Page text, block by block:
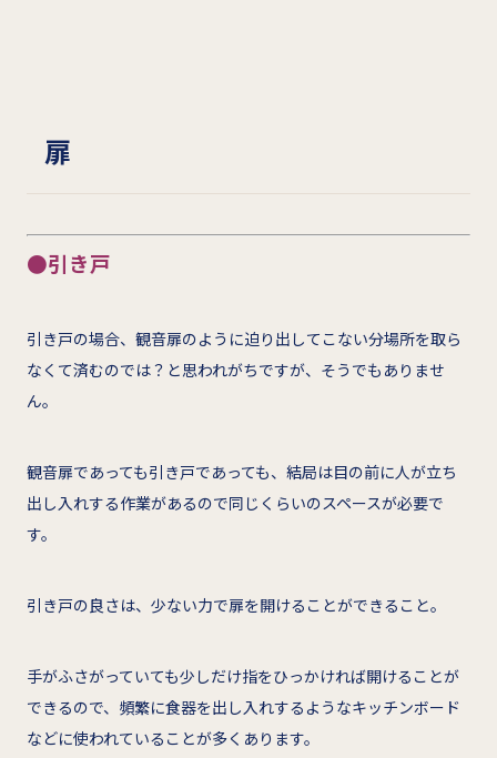
扉
●引き戸
引き戸の場合、観音扉のように迫り出してこない分場所を取ら
なくて済むのでは？と思われがちですが、そうでもありませ
ん。
観音扉であっても引き戸であっても、結局は目の前に人が立ち
出し入れする作業があるので同じくらいのスペースが必要で
す。
引き戸の良さは、少ない力で扉を開けることができること。
手がふさがっていても少しだけ指をひっかければ開けることが
できるので、頻繁に食器を出し入れするようなキッチンボード
などに使われていることが多くあります。